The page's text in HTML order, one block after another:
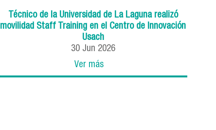
Técnico de la Universidad de La Laguna realizó
movilidad Staff Training en el Centro de Innovación
Usach
30 Jun 2026
Ver más